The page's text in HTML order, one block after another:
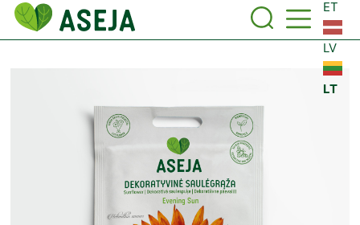
ET
LV
LT